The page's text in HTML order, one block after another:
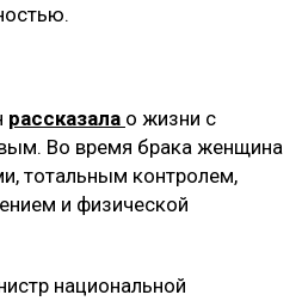
рассказала о жизни с
Во время брака женщина
тотальным контролем,
и физической
национальной